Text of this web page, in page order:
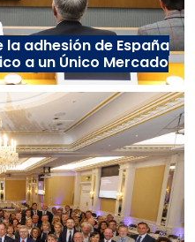
la adhesión de España
a un Único Mercado